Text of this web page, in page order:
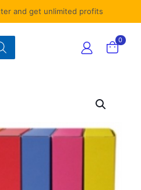
and get unlimited profits
0